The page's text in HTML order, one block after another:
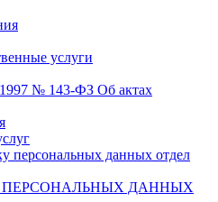
услуги
№ 143-ФЗ Об актах
персональных данных отдел
ПЕРСОНАЛЬНЫХ ДАННЫХ